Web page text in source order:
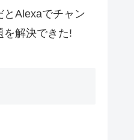
とAlexaでチャン
を解決できた!